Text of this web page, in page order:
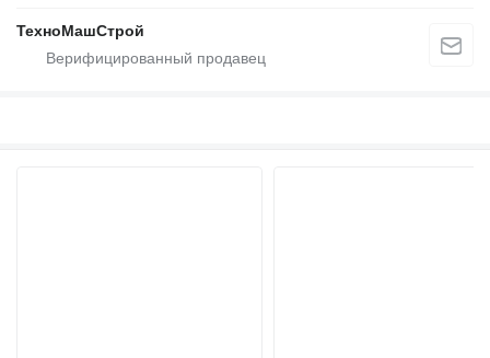
ТехноМашСтрой